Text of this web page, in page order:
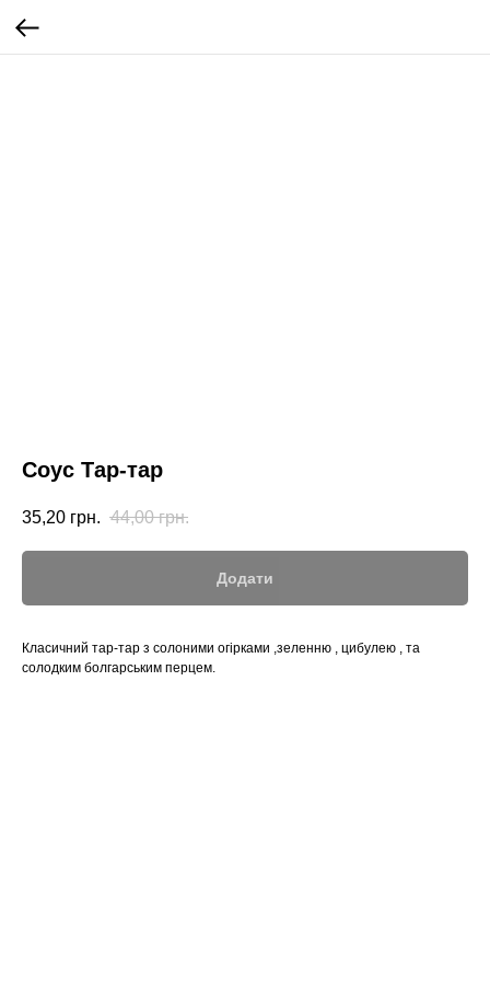
Соус Тар-тар
35,20 грн. 44,00 грн.
Додати
Класичний тар-тар з солоними огірками ,зеленню , цибулею , та
солодким болгарським перцем.